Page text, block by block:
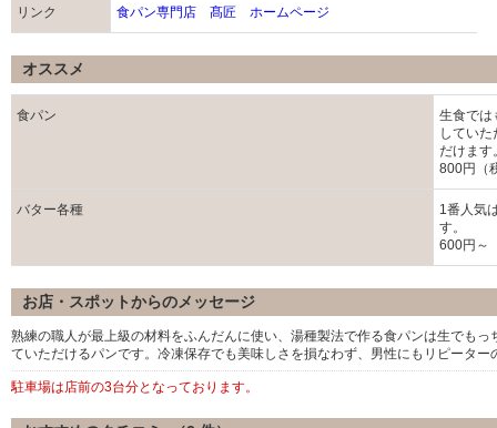
リンク 食パン専門店 髙匠 ホームページ
オススメ
食パン
生食では
してい
だけます
800円（
バター各種
1番人気
す。
600円～
お店・スポットからのメッセージ
熟練の職人が最上級の材料をふんだんに使い、湯種製法で作る食パンは生でも
ていただけるパンです。冷凍保存でも美味しさを損なわず、男性にもリピータ
駐車場は店前の3台分となっております。